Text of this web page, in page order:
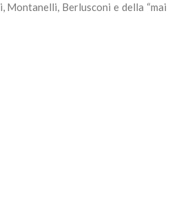
Berlusconi e della “mai